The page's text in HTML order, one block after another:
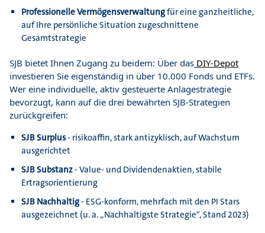
Professionelle Vermögensverwaltungfür eine ganzheitliche,
auf Ihre persönliche Situation zugeschnittene
Gesamtstrategie
SJB bietet Ihnen Zugang zu beidem: Über das DIY-Depot
investieren Sie eigenständig in über 10.000 Fonds und ETFs.
Wer eine individuelle, aktiv gesteuerte Anlagestrategie
bevorzugt, kann auf die drei bewährten SJB-Strategien
zurückgreifen:
SJB Surplus- risikoaffin, stark antizyklisch, auf Wachstum
ausgerichtet
SJB Substanz- Value- und Dividendenaktien, stabile
Ertragsorientierung
SJB Nachhaltig- ESG-konform, mehrfach mit den PI Stars
ausgezeichnet (u. a. „Nachhaltigste Strategie", Stand 2023)